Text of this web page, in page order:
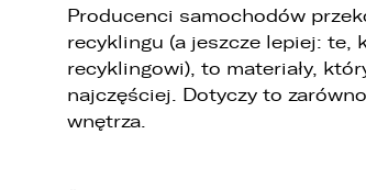
Producenci samochodów
recyklingu (a jeszcze lepiej: te,
recyklingowi), to materiały,
najczęściej. Dotyczy to
wnętrza.